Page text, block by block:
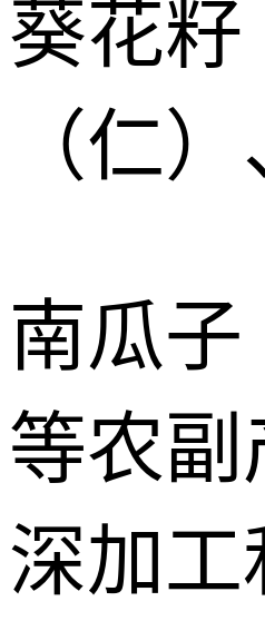
葵花籽
（仁）
南瓜子
等农副
深加工